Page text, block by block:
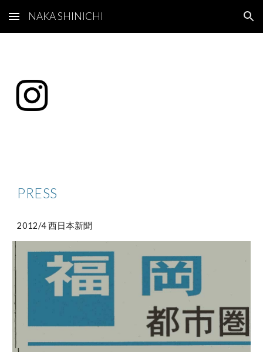
Skip to main content Skip to navigation
NAKA SHINICHI
PRESS
2012/4 西日本新聞